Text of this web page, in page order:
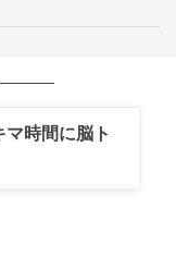
ルでアニメータ
ンの幼なじみ・
時間に脳ト